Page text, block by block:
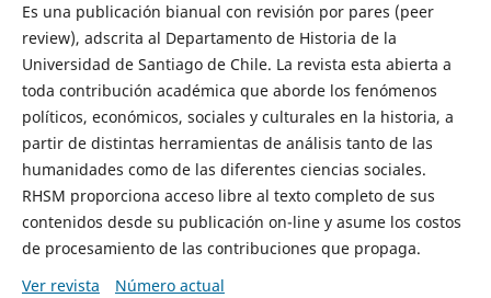
Es una publicación bianual con revisión por pares (peer
review), adscrita al Departamento de Historia de la
Universidad de Santiago de Chile. La revista esta abierta a
toda contribución académica que aborde los fenómenos
políticos, económicos, sociales y culturales en la historia, a
partir de distintas herramientas de análisis tanto de las
humanidades como de las diferentes ciencias sociales.
RHSM proporciona acceso libre al texto completo de sus
contenidos desde su publicación on-line y asume los costos
de procesamiento de las contribuciones que propaga.
Ver revista
Número actual